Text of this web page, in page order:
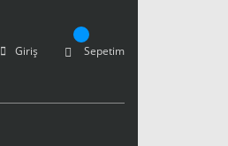
Giriş Sepetim